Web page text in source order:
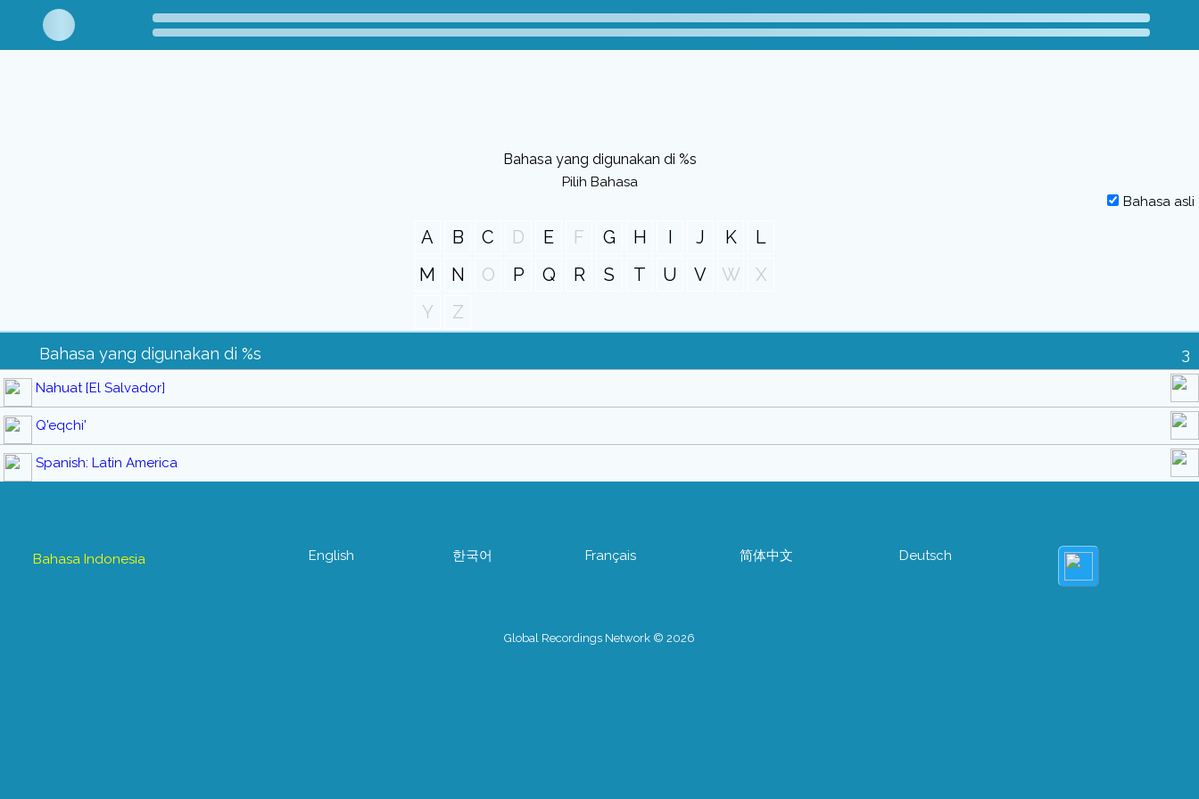
Bahasa yang digunakan di %s
Pilih Bahasa
Bahasa asli
A B C D E F G H I J K
L
M
N O P Q R S T U V W
X
Y
Z
Bahasa yang digunakan di %s 3
Nahuat [El Salvador]
Q'eqchi'
Spanish: Latin America
Bahasa Indonesia English 한국어 Français 简体中文 Deutsch
Global Recordings Network © 2026